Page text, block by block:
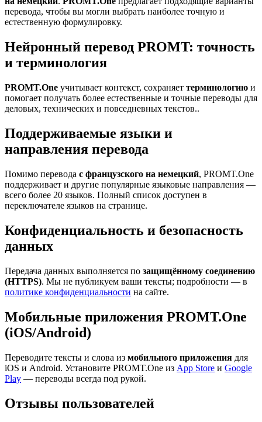
перевода, чтобы вы могли выбрать наиболее точную и
естественную формулировку.
Нейронный перевод PROMT: точность
и терминология
PROMT.One учитывает контекст, сохраняет терминологию и
помогает получать более естественные и точные переводы для
деловых, технических и повседневных текстов..
Поддерживаемые языки и
направления перевода
Помимо перевода с французского на немецкий, PROMT.One
поддерживает и другие популярные языковые направления —
всего более 20 языков. Полный список доступен в
переключателе языков на странице.
Конфиденциальность и безопасность
данных
Передача данных выполняется по защищённому соединению
(HTTPS). Мы не публикуем ваши тексты; подробности — в
политике конфиденциальности на сайте.
Мобильные приложения PROMT.One
(iOS/Android)
Переводите тексты и слова из мобильного приложения для
iOS и Android. Установите PROMT.One из App Store и Google
Play — переводы всегда под рукой.
Отзывы пользователей